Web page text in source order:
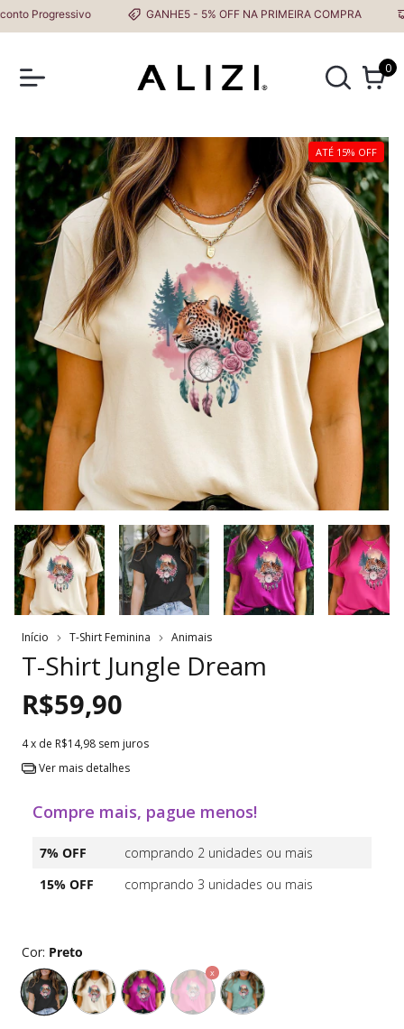
Progressivo GANHE5 - 5% OFF NA PRIMEIRA COMPRA
0
ATÉ 15% OFF
Início T-Shirt Feminina Animais
T-Shirt Jungle Dream
R$59,90
4x de R$14,98 sem juros
Ver mais detalhes
Compre mais, pague menos!
7% OFF
comprando 2 unidades ou mais
15% OFF
comprando 3 unidades ou mais
Cor: Preto